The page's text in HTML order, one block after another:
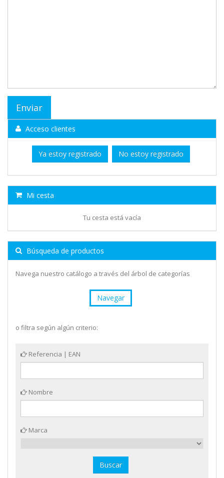
Acceso clientes
Ya estoy registrado No estoy registrado
Mi cesta
Tu cesta está vacía
Búsqueda de productos
Navega nuestro catálogo a través del árbol de categorías
Navegar
o filtra según algún criterio:
Referencia | EAN
Nombre
Marca